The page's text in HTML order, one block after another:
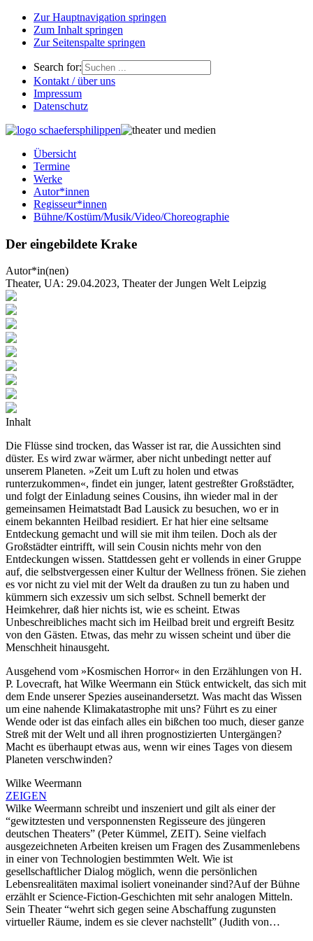
Zur Hauptnavigation springen
Zum Inhalt springen
Zur Seitenspalte springen
Search for:
Kontakt / über uns
Impressum
Datenschutz
Übersicht
Termine
Werke
Autor*innen
Regisseur*innen
Bühne/Kostüm/Musik/Video/Choreographie
Der eingebildete Krake
Autor*in(nen)
Theater, UA: 29.04.2023, Theater der Jungen Welt Leipzig
Inhalt
Die Flüsse sind trocken, das Wasser ist rar, die Aussichten sind
düster. Es wird zwar wärmer, aber nicht unbedingt netter auf
unserem Planeten. »Zeit um Luft zu holen und etwas
runterzukommen«, findet ein junger, latent gestreßter Großstädter,
und folgt der Einladung seines Cousins, ihn wieder mal in der
gemeinsamen Heimatstadt Bad Lausick zu besuchen, wo er in
einem bekannten Heilbad residiert. Er hat hier eine seltsame
Entdeckung gemacht und will sie mit ihm teilen. Doch als der
Großstädter eintrifft, will sein Cousin nichts mehr von den
Entdeckungen wissen. Stattdessen geht er vollends in einer Gruppe
auf, die selbstvergessen einer Kultur der Wellness frönen. Sie ziehen
es vor nicht zu viel mit der Welt da draußen zu tun zu haben und
kümmern sich exzessiv um sich selbst. Schnell bemerkt der
Heimkehrer, daß hier nichts ist, wie es scheint. Etwas
Unbeschreibliches macht sich im Heilbad breit und ergreift Besitz
von den Gästen. Etwas, das mehr zu wissen scheint und über die
Menschheit hinausgeht.
Ausgehend vom »Kosmischen Horror« in den Erzählungen von H.
P. Lovecraft, hat Wilke Weermann ein Stück entwickelt, das sich mit
dem Ende unserer Spezies auseinandersetzt. Was macht das Wissen
um eine nahende Klimakatastrophe mit uns? Führt es zu einer
Wende oder ist das einfach alles ein bißchen too much, dieser ganze
Streß mit der Welt und all ihren prognostizierten Untergängen?
Macht es überhaupt etwas aus, wenn wir eines Tages von diesem
Planeten verschwinden?
Wilke Weermann
ZEIGEN
Wilke Weermann schreibt und inszeniert und gilt als einer der
“gewitztesten und versponnensten Regisseure des jüngeren
deutschen Theaters” (Peter Kümmel, ZEIT). Seine vielfach
ausgezeichneten Arbeiten kreisen um Fragen des Zusammenlebens
in einer von Technologien bestimmten Welt. Wie ist
gesellschaftlicher Dialog möglich, wenn die persönlichen
Lebensrealitäten maximal isoliert voneinander sind?Auf der Bühne
erzählt er Science-Fiction-Geschichten mit sehr analogen Mitteln.
Sein Theater “wehrt sich gegen seine Abschaffung zugunsten
virtueller Räume, indem es sie clever nachstellt” (Judith von…